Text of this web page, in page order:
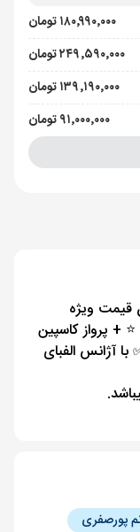
۱۸۰٬۹۹۰٬۰۰۰ تومان
۲۴۹٬۵۹۰٬۰۰۰ تومان
۱۳۹٬۱۹۰٬۰۰۰ تومان
۹۱٬۰۰۰٬۰۰۰ تومان
5 شب و 6 روز ارزان قیمت ویژه
هتل های 3 تا 5 ستاره ⭐️ + پرواز کاسپین
آژانس الفبای
پورصفری